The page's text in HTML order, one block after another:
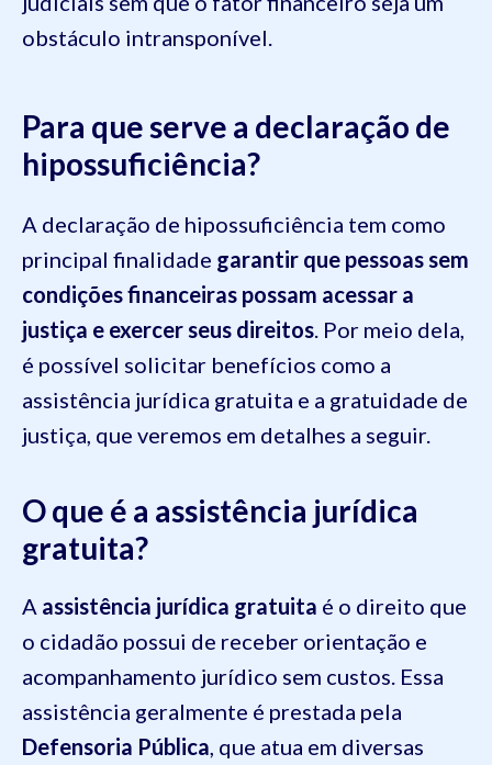
obstáculo intransponível.
Para que serve a declaração de
hipossuficiência?
A declaração de hipossuficiência tem como
principal finalidade garantir que pessoas sem
condições financeiras possam acessar a
justiça e exercer seus direitos . Por meio dela,
é possível solicitar benefícios como a
assistência jurídica gratuita e a gratuidade de
justiça, que veremos em detalhes a seguir.
O que é a assistência jurídica
gratuita?
A assistência jurídica gratuita é o direito que
o cidadão possui de receber orientação e
acompanhamento jurídico sem custos. Essa
assistência geralmente é prestada pela
Defensoria Pública , que atua em diversas